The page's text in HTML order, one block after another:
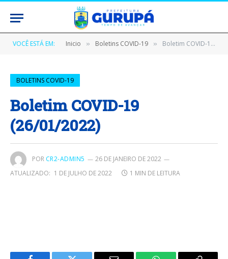
VOCÊ ESTÁ EM: Inicio » Boletins COVID-19 » Boletim COVID-19 (26/01/2022)
BOLETINS COVID-19
Boletim COVID-19
(26/01/2022)
POR CR2-ADMIN5
26 DE JANEIRO DE 2022
ATUALIZADO: 1 DE JULHO DE 2022 1 MIN DE LEITURA